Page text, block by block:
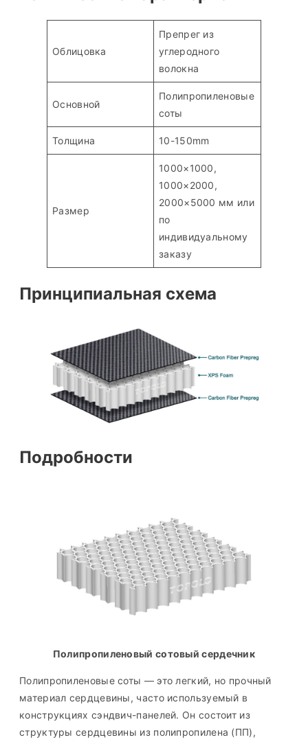
Облицовка
Препрег из
углеродного
волокна
Основной
Полипропиленовые
соты
Толщина 10-150mm
Размер
1000×1000,
1000×2000,
2000×5000 мм или
по
индивидуальному
заказу
Принципиальная схема
Подробности
Полипропиленовый сотовый сердечник
Полипропиленовые соты — это легкий, но прочный
материал сердцевины, часто используемый в
конструкциях сэндвич-панелей. Он состоит из
структуры сердцевины из полипропилена (ПП),